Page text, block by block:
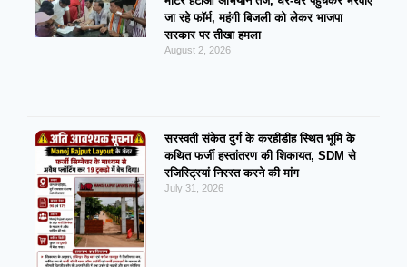
जा रहे फॉर्म, महंगी बिजली को लेकर भाजपा
सरकार पर तीखा हमला
August 2, 2026
सरस्वती संकेत दुर्ग के करहीडीह स्थित भूमि के
कथित फर्जी हस्तांतरण की शिकायत, SDM से
रजिस्ट्रियां निरस्त करने की मांग
July 31, 2026